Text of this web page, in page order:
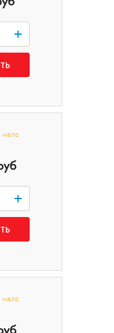
+
мало
+
мало